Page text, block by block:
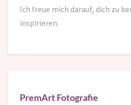
Ich freue mich darauf, dich zu
inspirieren.
PremArt Fotografie